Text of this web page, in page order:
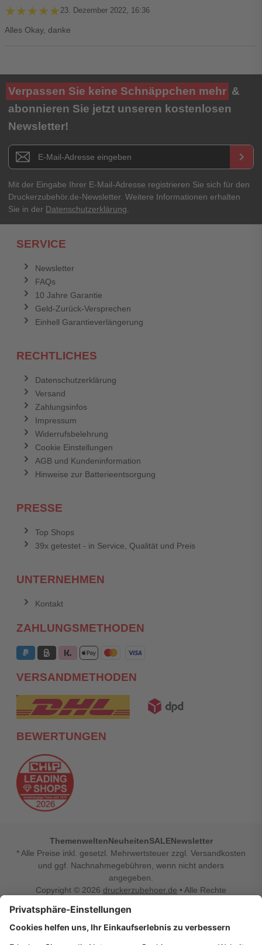
★★★★★
★★★★★ 23. Dezember 2022, 16:36
Alles Okay, danke
Ihre Bewertung**
★★★★★
Titel**
E-Mail-Adresse
Ihr Passwort
Verpassen Sie keine Schnäppchen mehr &
abonnieren Sie jetzt unseren kostenlosen
Newsletter!
Newsletter E-Mail Adresse keyboard_arrow_right
Mit der Eingabe Ihrer E-Mail-Adresse registrieren Sie sich für den
Druckerzubehör.de-Newsletter. Weitere Informationen erhalten
Sie in der Datenschutzerklärung
SERVICE
Newsletter
FAQs
10 Jahre Garantie
Geld-Zurück-Versprechen
Einhell Garantieverlängerung
RECHTLICHES
Datenschutzerklärung
Versand
Zahlungsinfos
Impressum
Widerrufsbelehrung
Cookie Einstellungen
AGB und Kundeninformation
Hinweise zur Batterieentsorgung
PRESSE
Top Shops
39x getestet - in Service, Qualität und Preis
UNTERNEHMEN
Kontakt
ZAHLUNGSMETHODEN
VERSANDMETHODEN
BEWERTUNGEN
ThemenweltenNeuheitenSALENewsletter
* Alle Preise inkl. gesetzl. Mehrwertsteuer zzgl. Versandkosten
und ggf. Nachnahmegebühren, wenn nicht anders
angegeben.
Copyright © 2026 druckerzubehoer.de • Alle Rechte
Vertrag widerrufen
Druckerzubehoer.de – preiswerte Qualität für Ihr Office